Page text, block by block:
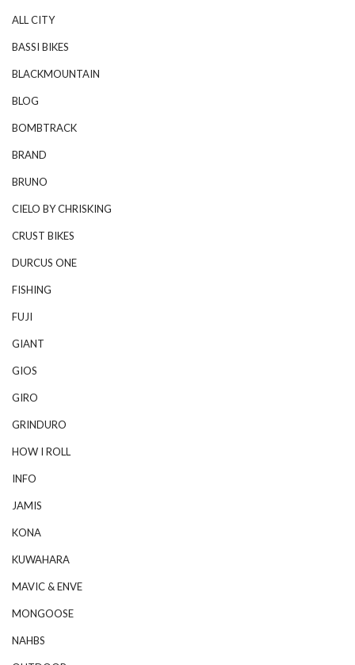
ALL CITY
BASSI BIKES
BLACKMOUNTAIN
BLOG
BOMBTRACK
BRAND
BRUNO
CIELO BY CHRISKING
CRUST BIKES
DURCUS ONE
FISHING
FUJI
GIANT
GIOS
GIRO
GRINDURO
HOW I ROLL
INFO
JAMIS
KONA
KUWAHARA
MAVIC & ENVE
MONGOOSE
NAHBS